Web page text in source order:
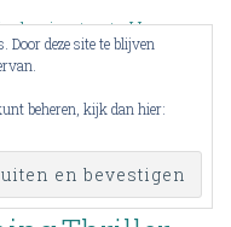
Historie Humor
Kinderboek
Magie Mijn top 3 moord
Prentenboek
Romantisch
Door deze site te blijven
beheren, kijk dan hier: